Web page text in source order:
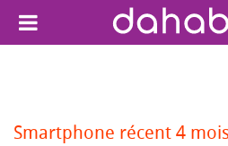
Smartphone récent 4